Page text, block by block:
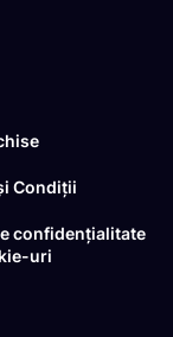
Condiții
confidențialitate
uri